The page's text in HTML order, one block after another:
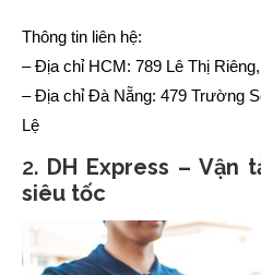
Thông tin liên hệ:
– Địa chỉ HCM: 789 Lê Thị
– Địa chỉ Đà Nẵng: 479 Trường
Lệ
2. DH Express – Vận
siêu tốc